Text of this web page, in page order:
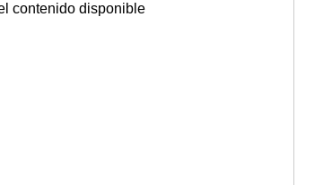
contenido disponible